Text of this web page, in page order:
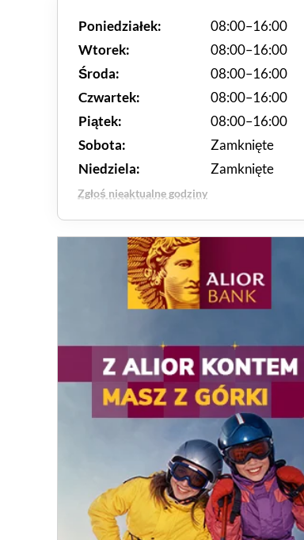
Poniedziałek:
08:00–16:00
Wtorek:
08:00–16:00
Środa:
08:00–16:00
Czwartek:
08:00–16:00
Piątek:
08:00–16:00
Sobota:
Zamknięte
Niedziela:
Zamknięte
Zgłoś nieaktualne godziny